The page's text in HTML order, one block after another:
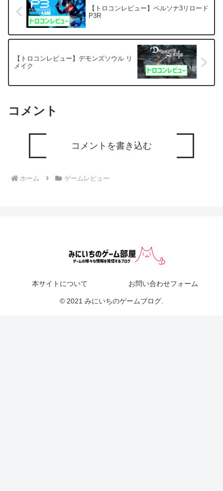
【トロコンレビュー】ペルソナ3リロード
P3R
【トロコンレビュー】デモンズソウル リ
メイク
コメント
コメントを書き込む
ホーム ゲームレビュー
本サイトについて お問い合わせフォーム
© 2021 みにいちのゲームブログ.